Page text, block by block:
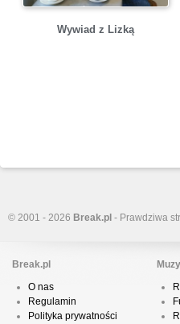
Wywiad z Lizką
© 2001 - 2026 Break.pl - Prawdziwa
Break.pl
O nas
Regulamin
Polityka prywatności